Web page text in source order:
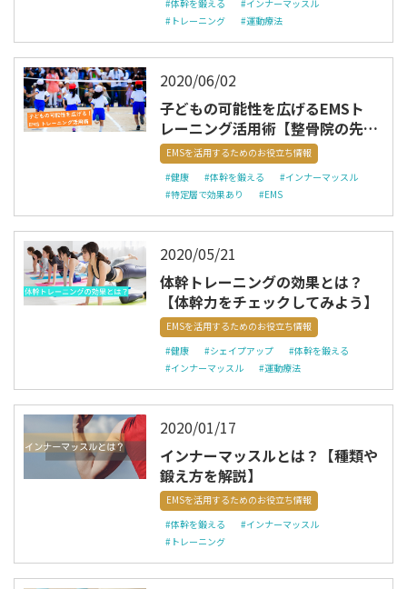
#体幹を鍛える
#インナーマッスル
#トレーニング
#運動療法
2020/06/02
子どもの可能性を広げるEMSト
レーニング活用術【整骨院の先生
必見】
EMSを活用するためのお役立ち情報
#健康
#体幹を鍛える
#インナーマッスル
#特定層で効果あり
#EMS
2020/05/21
体幹トレーニングの効果とは？
【体幹力をチェックしてみよう】
EMSを活用するためのお役立ち情報
#健康
#シェイプアップ
#体幹を鍛える
#インナーマッスル
#運動療法
2020/01/17
インナーマッスルとは？【種類や
鍛え方を解説】
EMSを活用するためのお役立ち情報
#体幹を鍛える
#インナーマッスル
#トレーニング